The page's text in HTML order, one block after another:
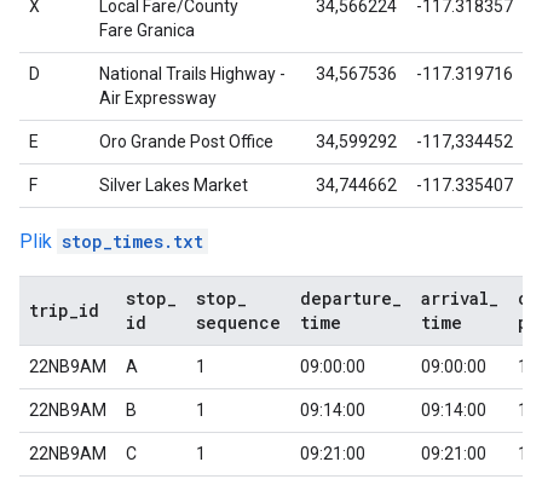
X
Local Fare/County
Fare Granica
34,566224 -117.318357
D
National Trails Highway -
Air Expressway
34,567536 -117.319716
E Oro Grande Post Office 34,599292 -117,334452
F Silver Lakes Market 34,744662 -117.335407
Plik stop_times.txt
trip id
stop
id
stop
sequence
departure
time
arrival
time
22NB9AM A 1 09:00:00 09:00:00 1
22NB9AM B 1 09:14:00 09:14:00 1
22NB9AM C 1 09:21:00 09:21:00 1